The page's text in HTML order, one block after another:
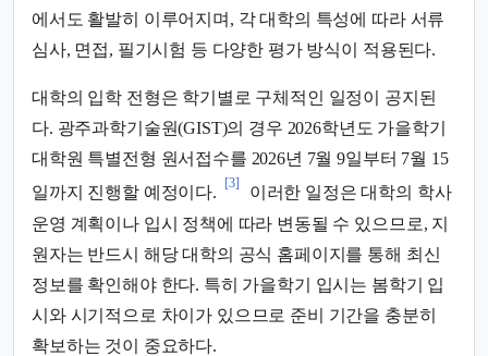
에서도 활발히 이루어지며, 각 대학의 특성에 따라 서류
심사, 면접, 필기시험 등 다양한 평가 방식이 적용된다.
대학의 입학 전형은 학기별로 구체적인 일정이 공지된
다. 광주과학기술원(GIST)의 경우 2026학년도 가을학기
대학원 특별전형 원서접수를 2026년 7월 9일부터 7월 15
일까지 진행할 예정이다.
[3]
이러한 일정은 대학의 학사
운영 계획이나 입시 정책에 따라 변동될 수 있으므로, 지
원자는 반드시 해당 대학의 공식 홈페이지를 통해 최신
정보를 확인해야 한다. 특히 가을학기 입시는 봄학기 입
시와 시기적으로 차이가 있으므로 준비 기간을 충분히
확보하는 것이 중요하다.